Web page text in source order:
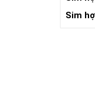
Sim